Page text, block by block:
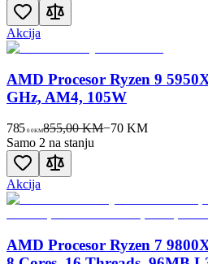
Akcija
AMD Procesor Ryzen 9
GHz, AM4, 105W
785 00KM855,00 KM−70 KM
Samo 2 na stanju
Akcija
AMD Procesor Ryzen 7